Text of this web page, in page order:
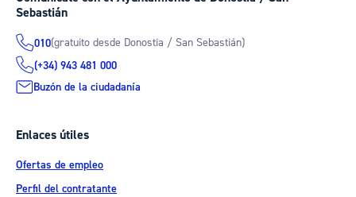
Sebastián
010(gratuito desde Donostia / San Sebastián)
(+34) 943 481 000
Buzón de la ciudadanía
Enlaces útiles
Ofertas de empleo
Perfil del contratante